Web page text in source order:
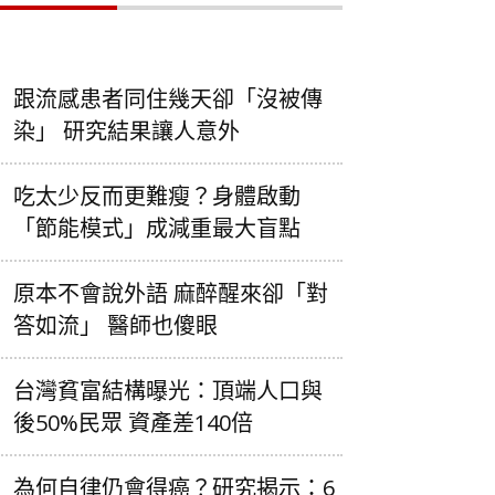
跟流感患者同住幾天卻「沒被傳
染」 研究結果讓人意外
吃太少反而更難瘦？身體啟動
「節能模式」成減重最大盲點
原本不會說外語 麻醉醒來卻「對
答如流」 醫師也傻眼
台灣貧富結構曝光：頂端人口與
後50%民眾 資產差140倍
為何自律仍會得癌？研究揭示：6